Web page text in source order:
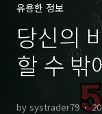
유용한 정보
당신의
할 수 밖
한 해결
by systrader79